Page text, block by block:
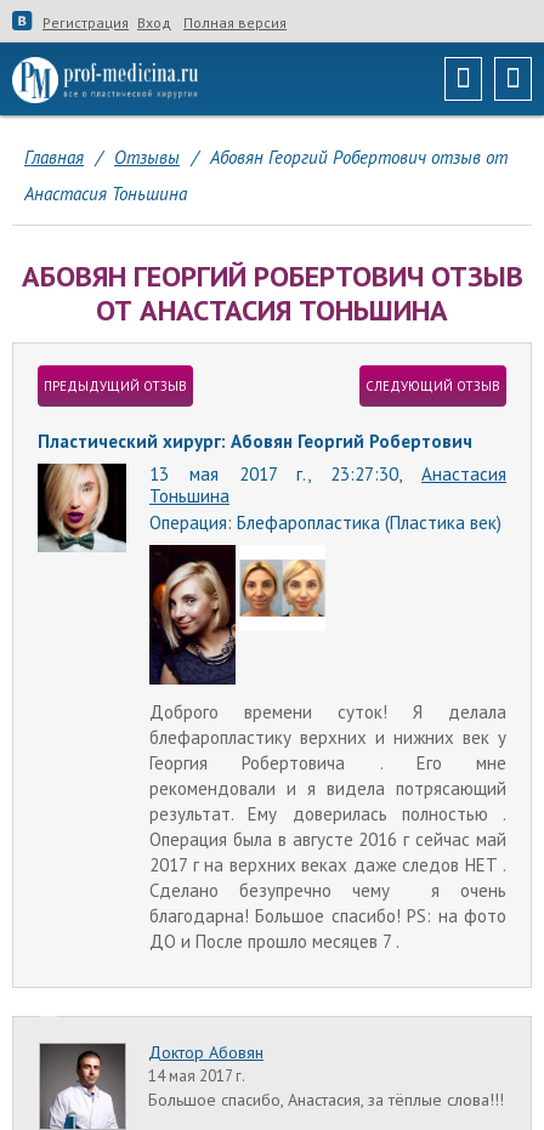
Регистрация Вход Полная версия
Главная / Отзывы / Абовян Георгий Робертович отзыв от
Анастасия Тоньшина
АБОВЯН ГЕОРГИЙ РОБЕРТОВИЧ ОТЗЫВ
ОТ АНАСТАСИЯ ТОНЬШИНА
ПРЕДЫДУЩИЙ ОТЗЫВ СЛЕДУЮЩИЙ ОТЗЫВ
Пластический хирург: Абовян Георгий Робертович
13 мая 2017 г., 23:27:30, Анастасия
Тоньшина
Операция: Блефаропластика (Пластика век)
Доброго времени суток! Я делала
блефаропластику верхних и нижних век у
Георгия Робертовича . Его мне
рекомендовали и я видела потрясающий
результат. Ему доверилась полностью .
Операция была в августе 2016 г сейчас май
2017 г на верхних веках даже следов НЕТ .
Сделано безупречно чему я очень
благодарна! Большое спасибо! PS: на фото
ДО и После прошло месяцев 7 .
Доктор Абовян
14 мая 2017 г.
Большое спасибо, Анастасия, за тёплые слова!!!